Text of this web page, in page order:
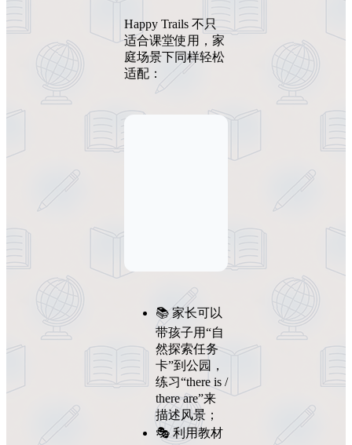
Happy Trails 不只
适合课堂使用，家
庭场景下同样轻松
适配：
📚 家长可以
带孩子用“自
然探索任务
卡”到公园，
练习“there is /
there are”来
描述风景；
🎭 利用教材